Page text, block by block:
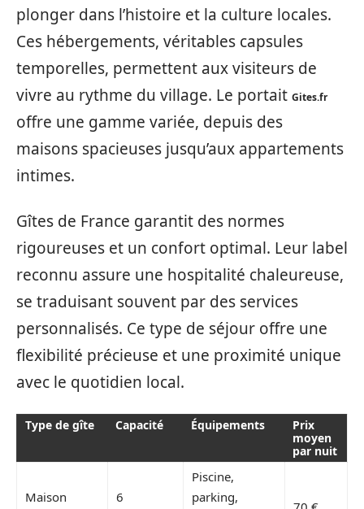
plonger dans l’histoire et la culture locales.
Ces hébergements, véritables capsules
temporelles, permettent aux visiteurs de
vivre au rythme du village. Le portait Gites.fr
offre une gamme variée, depuis des
maisons spacieuses jusqu’aux appartements
intimes.
Gîtes de France garantit des normes
rigoureuses et un confort optimal. Leur label
reconnu assure une hospitalité chaleureuse,
se traduisant souvent par des services
personnalisés. Ce type de séjour offre une
flexibilité précieuse et une proximité unique
avec le quotidien local.
Type de gîte Capacité Équipements
Prix
moyen
par nuit
Maison 6
Piscine,
parking,